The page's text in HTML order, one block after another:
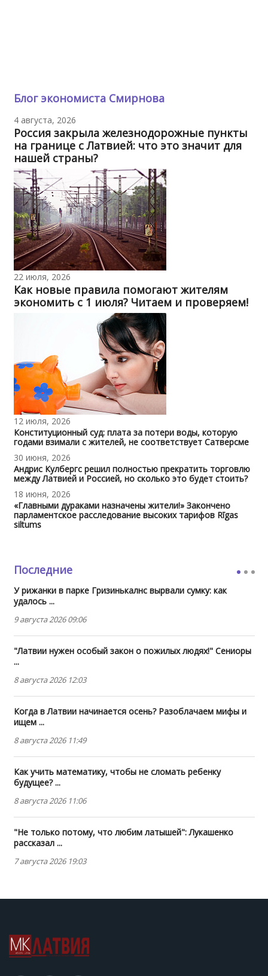
Блог экономиста Смирнова
4 августа, 2026
Россия закрыла железнодорожные пункты
на границе с Латвией: что это значит для
нашей страны?
22 июля, 2026
Как новые правила помогают жителям
экономить с 1 июля? Читаем и проверяем!
12 июля, 2026
Конституционный суд: плата за потери воды, которую
годами взимали с жителей, не соответствует Сатверсме
30 июня, 2026
Андрис Кулбергс решил полностью прекратить торговлю
между Латвией и Россией, но сколько это будет стоить?
18 июня, 2026
«Главными дураками назначены жители!» Закончено
парламентское расследование высоких тарифов Rīgas
siltums
Последние
У рижанки в парке Гризинькалнс вырвали сумку: как
удалось ...
9 августа 2026 09:06
"Латвии нужен особый закон о пожилых людях!" Сениоры
...
8 августа 2026 12:03
Когда в Латвии начинается осень? Разоблачаем мифы и
ищем ...
8 августа 2026 11:49
Как учить математику, чтобы не сломать ребенку
будущее? ...
8 августа 2026 11:06
"Не только потому, что любим латышей": Лукашенко
рассказал ...
7 августа 2026 19:03